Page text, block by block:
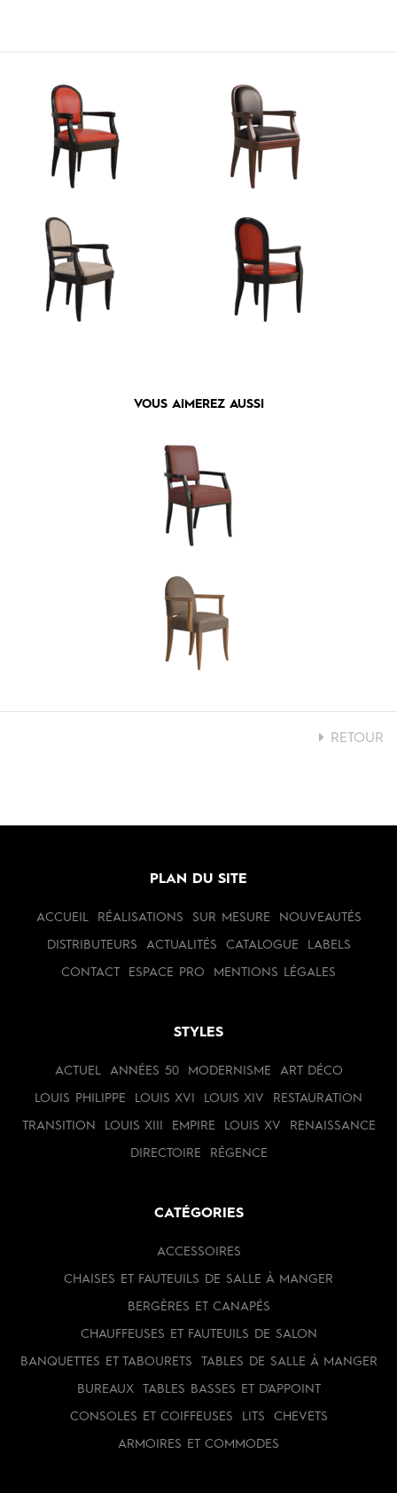
VOUS AIMEREZ AUSSI
RETOUR
PLAN DU SITE
ACCUEIL RÉALISATIONS SUR MESURE NOUVEAUTÉS
DISTRIBUTEURS ACTUALITÉS CATALOGUE LABELS
CONTACT ESPACE PRO MENTIONS LÉGALES
STYLES
ACTUEL ANNÉES 50 MODERNISME ART DÉCO
LOUIS PHILIPPE LOUIS XVI LOUIS XIV RESTAURATION
TRANSITION LOUIS XIII EMPIRE LOUIS XV RENAISSANCE
DIRECTOIRE RÉGENCE
CATÉGORIES
ACCESSOIRES
CHAISES ET FAUTEUILS DE SALLE À MANGER
BERGÈRES ET CANAPÉS
CHAUFFEUSES ET FAUTEUILS DE SALON
BANQUETTES ET TABOURETS TABLES DE SALLE À MANGER
BUREAUX TABLES BASSES ET D'APPOINT
CONSOLES ET COIFFEUSES LITS CHEVETS
ARMOIRES ET COMMODES